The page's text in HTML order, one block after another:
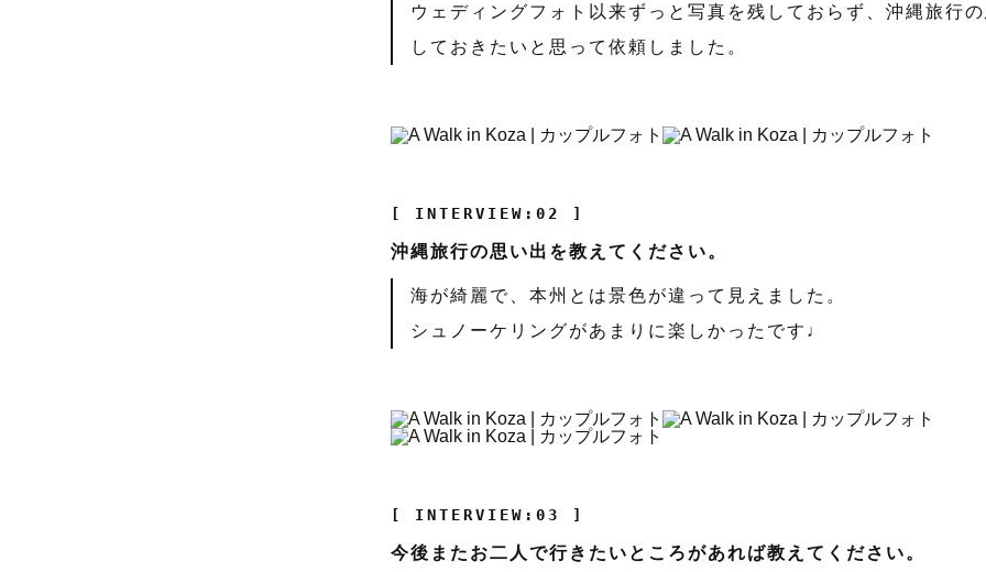
ウェディングフォト以来ずっと写真を残しておらず、沖縄旅行
しておきたいと思って依頼しました。
[ INTERVIEW:02 ]
沖縄旅行の思い出を教えてください。
海が綺麗で、本州とは景色が違って見えました。
シュノーケリングがあまりに楽しかったです♩
[ INTERVIEW:03 ]
今後またお二人で行きたいところがあれば教えてください。